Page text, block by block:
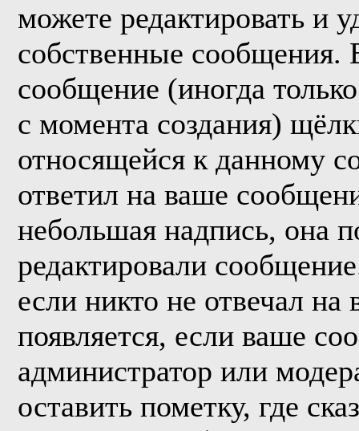
можете редактировать и
собственные сообщения.
сообщение (иногда
с момента создания)
относящейся к данному
ответил на ваше
небольшая надпись, она
редактировали
если никто не отвечал
появляется, если ваше
администратор или
оставить пометку, где